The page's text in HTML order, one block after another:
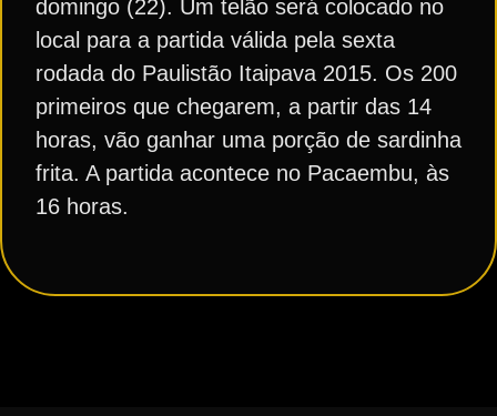
domingo (22). Um telão será colocado no
local para a partida válida pela sexta
rodada do Paulistão Itaipava 2015. Os 200
primeiros que chegarem, a partir das 14
horas, vão ganhar uma porção de sardinha
frita. A partida acontece no Pacaembu, às
16 horas.